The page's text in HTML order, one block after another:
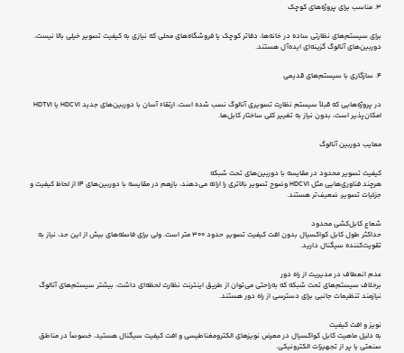
3. مناسب برای پروژه‌های کوچک
برای سیستم‌های نظارتی ساده در خانه‌ها، دفاتر کوچک یا فروشگاه‌های محلی که نیازی به کیفیت تصویر خیلی بالا نیست،
دوربین‌های آنالوگ گزینه‌ای ایده‌آل هستند.
4. سازگاری با سیستم‌های قدیمی
در پروژه‌هایی که قبلاً سیستم نظارت تصویری آنالوگ نصب شده است، ارتقاء آسان با دوربین‌های جدید HDCVI یا HDTVI
امکان‌پذیر است، بدون نیاز به تغییر کلی ساختار کابل‌ها.
معایب دوربین آنالوگ
کیفیت تصویر محدود در مقایسه با دوربین‌های تحت شبکه
هرچند فناوری‌هایی مثل HDCVI وضوح تصویر بالاتری را ارائه می‌دهند، بازهم در مقایسه با دوربین‌های IP از لحاظ کیفیت و
جزئیات تصویر، ضعیف‌تر هستند.
شعاع کابل‌کشی محدود
حداکثر طول کابل کواکسیال بدون افت کیفیت تصویر، حدود 300 متر است. ولی برای فاصله‌های بیش از این حد، نیاز به
تقویت‌کننده سیگنال دارید.
عدم انعطاف در مدیریت از راه دور
برخلاف سیستم‌های تحت شبکه که به‌راحتی می‌توان از طریق اینترنت نظارت لحظه‌ای داشت، بیشتر سیستم‌های آنالوگ
نیازمند تنظیمات جانبی برای دسترسی از راه دور هستند.
نویز و افت کیفیت
به دلیل ماهیت کابل کواکسیال در معرض نویزهای الکترومغناطیسی و افت کیفیت سیگنال هستید، خصوصاً در مناطق
صنعتی یا پر از تجهیزات الکترونیکی.